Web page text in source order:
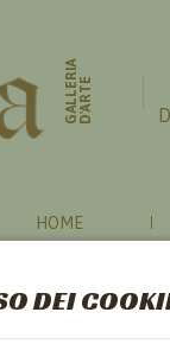
DEI
GALLERIAD'ARTE
HOME